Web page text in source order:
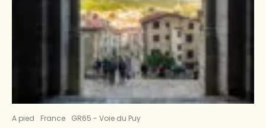
A pied France GR65 - Voie du Puy